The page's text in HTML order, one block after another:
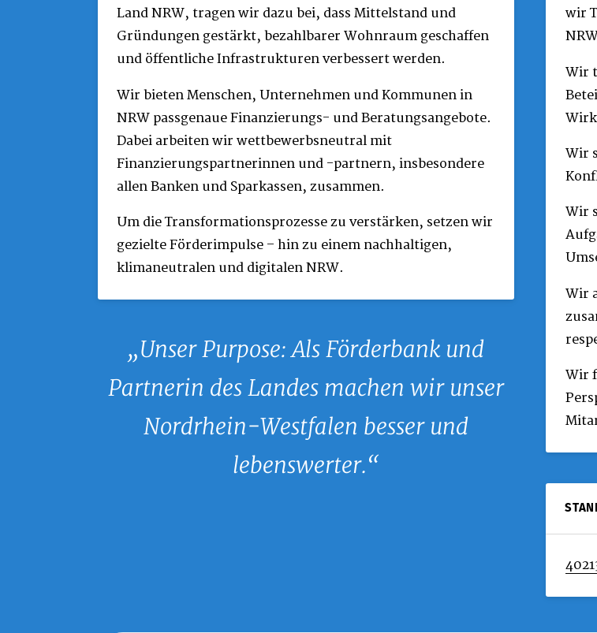
Land NRW, tragen wir dazu bei, dass Mittelstand und
Gründungen gestärkt, bezahlbarer Wohnraum geschaffen
und öffentliche Infrastrukturen verbessert werden.
Wir bieten Menschen, Unternehmen und Kommunen in
NRW passgenaue Finanzierungs- und Beratungsangebote.
Dabei arbeiten wir wettbewerbsneutral mit
Finanzierungspartnerinnen und -partnern, insbesondere
allen Banken und Sparkassen, zusammen.
Um die Transformationsprozesse zu verstärken, setzen wir
gezielte Förderimpulse – hin zu einem nachhaltigen,
klimaneutralen und digitalen NRW.
wir
Wir
Wir
Wir
Wir
Wir
Unser Purpose: Als Förderbank und
Partnerin des Landes machen wir unser
Nordrhein-Westfalen besser und
lebenswerter.